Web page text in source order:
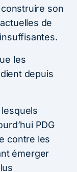
son
de
les
depuis
PDG
contre les
émerger